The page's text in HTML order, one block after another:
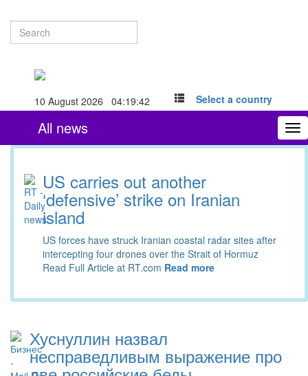
10 August 2026 04:19:43 Select a country
All news
US carries out another
‘defensive’ strike on Iranian
island
US forces have struck Iranian coastal radar sites after
intercepting four drones over the Strait of Hormuz
Read Full Article at RT.com Read more
Хуснуллин назвал
несправедливым выражение про